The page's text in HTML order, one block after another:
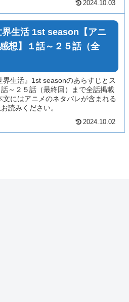
2024.10.03
生活 1st season【アニ
想】１話～２５話（全
生活』1st seasonのあらすじとス
～２５話（最終回）まで全話掲載
にはアニメのネタバレが含まれる
読みください。
2024.10.02